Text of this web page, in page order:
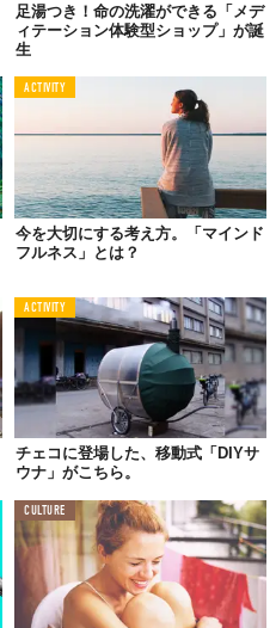
足湯つき！命の洗濯ができる「メデ
ィテーション体験型ショップ」が誕
生
ACTIVITY
今を大切にする考え方。「マインド
フルネス」とは？
ACTIVITY
チェコに登場した、移動式「DIYサ
ウナ」がこちら。
CULTURE